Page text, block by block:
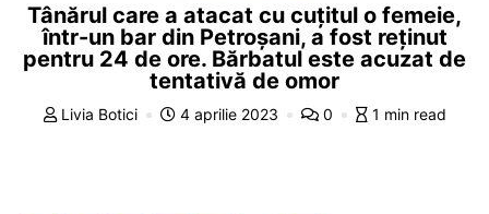
Tânărul care a atacat cu cuțitul o femeie,
într-un bar din Petroșani, a fost reținut
pentru 24 de ore. Bărbatul este acuzat de
tentativă de omor
Livia Botici 4 aprilie 2023 0 1 min read